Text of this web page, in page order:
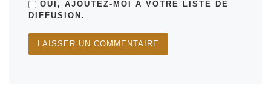
OUI, AJOUTEZ-MOI À VOTRE LISTE DE
DIFFUSION.